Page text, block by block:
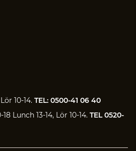
10-14. TEL: 0500-41 06 40
Lunch 13-14, Lör 10-14. TEL 0520-